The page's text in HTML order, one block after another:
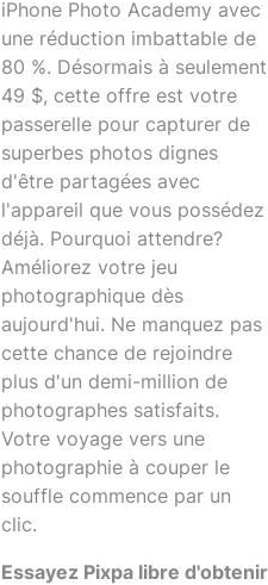
iPhone Photo Academy avec
une réduction imbattable de
80 %. Désormais à seulement
49 $, cette offre est votre
passerelle pour capturer de
superbes photos dignes
d'être partagées avec
l'appareil que vous possédez
déjà. Pourquoi attendre?
Améliorez votre jeu
photographique dès
aujourd'hui. Ne manquez pas
cette chance de rejoindre
plus d'un demi-million de
photographes satisfaits.
Votre voyage vers une
photographie à couper le
souffle commence par un
clic.
Essayez Pixpa libre d'obtenir